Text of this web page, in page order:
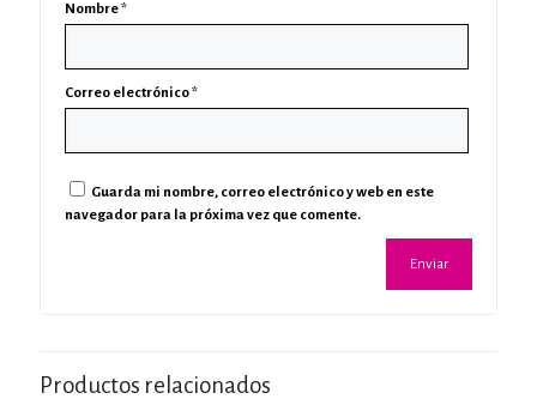
Nombre*
Correo electrónico*
Guarda mi nombre, correo electrónico y web en este
navegador para la próxima vez que comente.
Productos relacionados